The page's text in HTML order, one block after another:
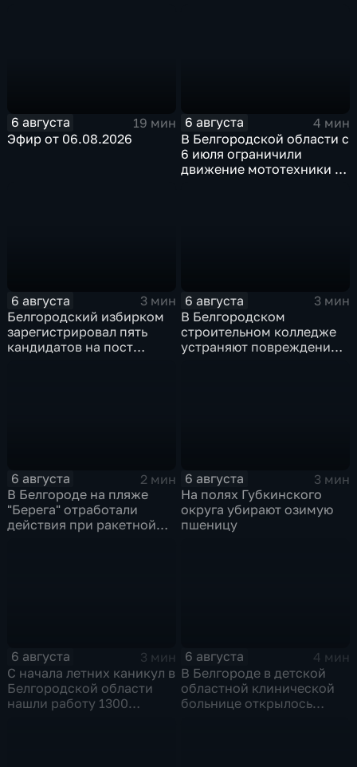
6 августа
19 мин
Эфир от 06.08.2026
6 августа
4 мин
В Белгородской области с
6 июля ограничили
движение мототехники в
6 августа
3 мин
Белгородский избирком
зарегистрировал пять
кандидатов на пост
6 августа
3 мин
В Белгородском
строительном колледже
устраняют повреждения
6 августа
2 мин
В Белгороде на пляже
"Берега" отработали
действия при ракетной
6 августа
3 мин
На полях Губкинского
округа убирают озимую
пшеницу
6 августа
3 мин
С начала летних каникул в
Белгородской области
нашли работу 1300
6 августа
4 мин
В Белгороде в детской
областной клинической
больнице открылось